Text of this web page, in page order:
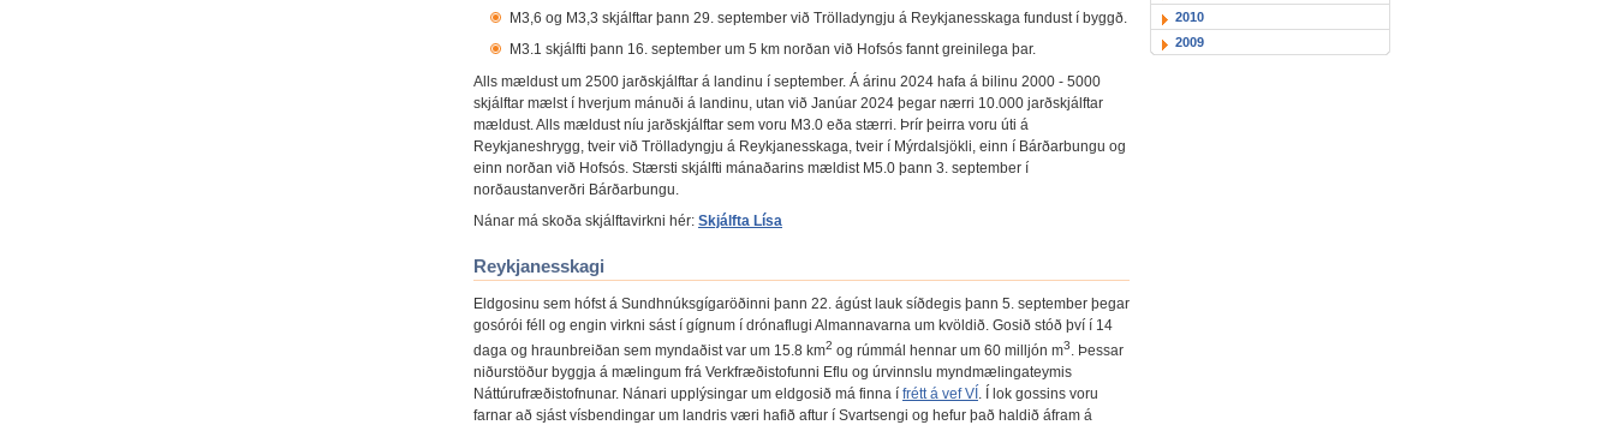
M3,6 og M3,3 skjálftar þann 29. september við Trölladyngju á Reykjanesskaga fundust í byggð.
M3.1 skjálfti þann 16. september um 5 km norðan við Hofsós fannt greinilega þar.
Alls mældust um 2500 jarðskjálftar á landinu í september. Á árinu 2024 hafa á bilinu 2000 - 5000
skjálftar mælst í hverjum mánuði á landinu, utan við Janúar 2024 þegar nærri 10.000 jarðskjálftar
mældust. Alls mældust níu jarðskjálftar sem voru M3.0 eða stærri. Þrír þeirra voru úti á
Reykjaneshrygg, tveir við Trölladyngju á Reykjanesskaga, tveir í Mýrdalsjökli, einn í Bárðarbungu og
einn norðan við Hofsós. Stærsti skjálfti mánaðarins mældist M5.0 þann 3. september í
norðaustanverðri Bárðarbungu.
Nánar má skoða skjálftavirkni hér: Skjálfta Lísa
Reykjanesskagi
Eldgosinu sem hófst á Sundhnúksgígaröðinni þann 22. ágúst lauk síðdegis þann 5. september þegar
gosórói féll og engin virkni sást í gígnum í drónaflugi Almannavarna um kvöldið. Gosið stóð því í 14
daga og hraunbreiðan sem myndaðist var um 15.8 km2 og rúmmál hennar um 60 milljón m3
. Þessar
niðurstöður byggja á mælingum frá Verkfræðistofunni Eflu og úrvinnslu myndmælingateymis
Náttúrufræðistofnunar. Nánari upplýsingar um eldgosið má finna í frétt á vef VÍ . Í lok gossins voru
farnar að sjást vísbendingar um landris væri hafið aftur í Svartsengi og hefur það haldið áfram á
2010
2009